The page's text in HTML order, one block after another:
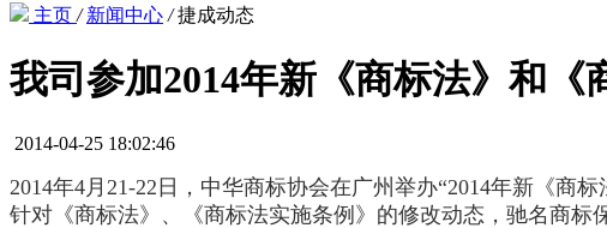
主页 / 新闻中心 / 捷成动态
我司参加2014年新《商标法》和《
2014-04-25 18:02:46
2014年4月21-22日，中华商标协会在广州举办“2014年新《商
针对《商标法》、《商标法实施条例》的修改动态，驰名商